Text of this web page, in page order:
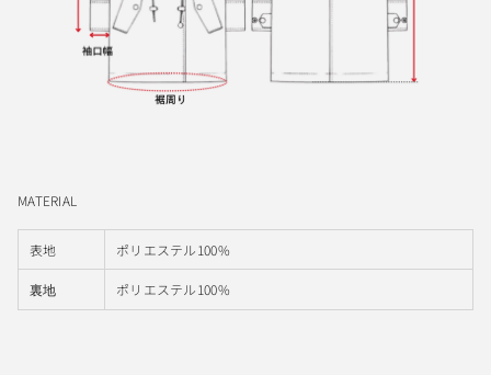
MATERIAL
表地 ポリエステル100%
裏地 ポリエステル100%